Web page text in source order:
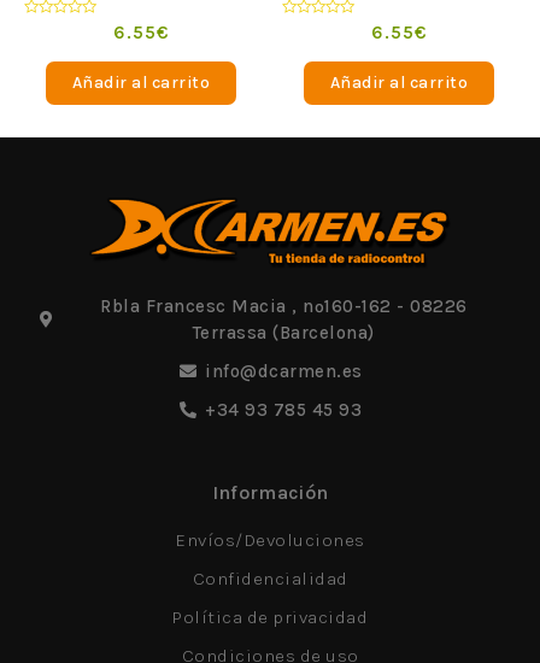
Azul 60 ml
6.55€
Añadir al carrito
60 ml
6.55€
Añadir al carrito
Rbla Francesc Macia , nº160-162 - 08226
Terrassa (Barcelona)
info@dcarmen.es
+34 93 785 45 93
Información
Envíos/Devoluciones
Confidencialidad
Política de privacidad
Condiciones de uso